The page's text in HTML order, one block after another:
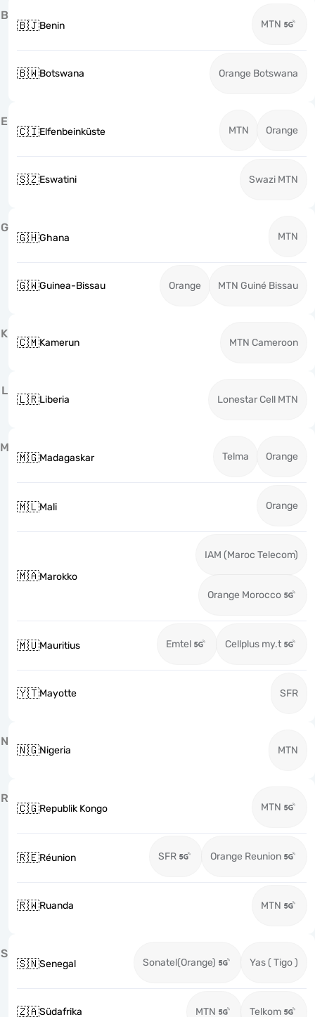
B
🇧🇯Benin MTN
🇧🇼Botswana Orange Botswana
E
🇨🇮Elfenbeinküste MTN Orange
🇸🇿Eswatini Swazi MTN
G
🇬🇭Ghana MTN
🇬🇼Guinea-Bissau Orange MTN Guiné Bissau
K
🇨🇲Kamerun MTN Cameroon
L
🇱🇷Liberia Lonestar Cell MTN
M
🇲🇬Madagaskar Telma Orange
🇲🇱Mali Orange
🇲🇦Marokko
IAM (Maroc Telecom)
Orange Morocco
🇲🇺Mauritius Emtel Cellplus my.t
🇾🇹Mayotte SFR
N
🇳🇬Nigeria MTN
R
🇨🇬Republik Kongo MTN
🇷🇪Réunion SFR Orange Reunion
🇷🇼Ruanda MTN
S
🇸🇳Senegal Sonatel(Orange) Yas ( Tigo )
🇿🇦Südafrika MTN Telkom